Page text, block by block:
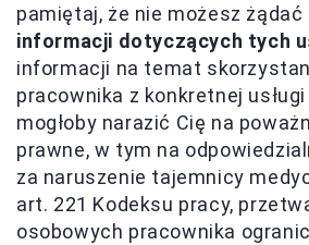
pamiętaj, że nie możesz żądać
informacji dotyczących tych
informacji na temat
pracownika z konkretnej
mogłoby narazić Cię na
prawne, w tym na
za naruszenie tajemnicy
art. 221 Kodeksu pracy,
osobowych pracownika